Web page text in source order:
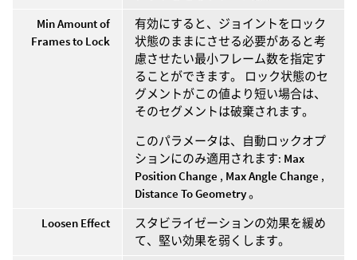
Min Amount of
Frames to Lock
有効にすると、ジョイントをロック
状態のままにさせる必要があると考
慮させたい最小フレーム数を指定す
ることができます。 ロック状態のセ
グメントがこの値より短い場合は、
そのセグメントは破棄されます。
このパラメータは、自動ロックオプ
ションにのみ適用されます: Max
Position Change , Max Angle Change ,
Distance To Geometry。
Loosen Effect
スタビライゼーションの効果を緩め
て、堅い効果を弱くします。